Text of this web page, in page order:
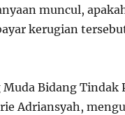
muncul,
kerugian
Muda Bidang Tindak
Adriansyah,